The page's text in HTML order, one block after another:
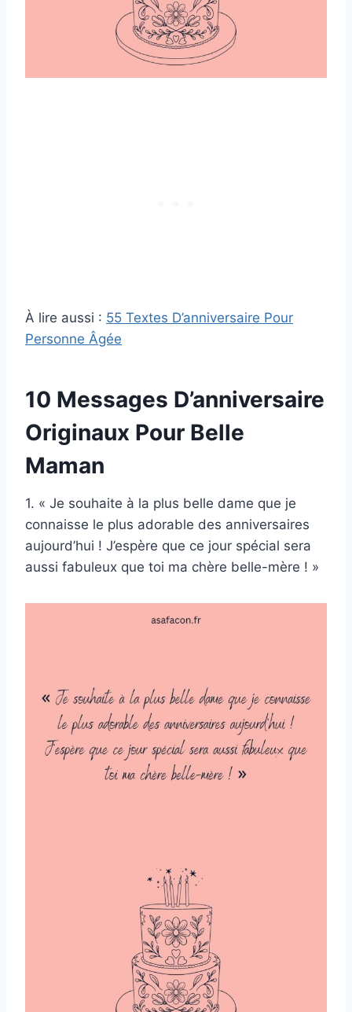
À lire aussi : 55 Textes D’anniversaire Pour
Personne Âgée
10 Messages D’anniversaire
Originaux Pour Belle
Maman
1. « Je souhaite à la plus belle dame que je
connaisse le plus adorable des anniversaires
aujourd’hui ! J’espère que ce jour spécial sera
aussi fabuleux que toi ma chère belle-mère ! »